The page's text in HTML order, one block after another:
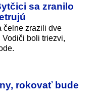
sa zranilo
čelne zrazili dve
boli triezvi,
rokovať bude